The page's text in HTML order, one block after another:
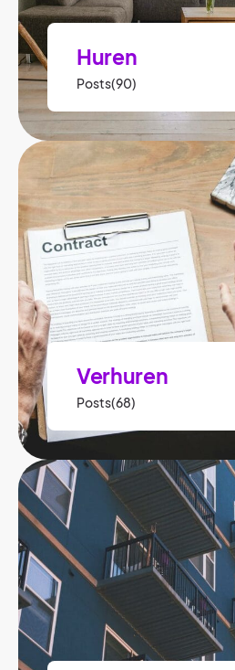
Huren
Posts(90)
Verhuren
Posts(68)